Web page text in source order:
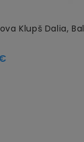
Klupš Dalia,